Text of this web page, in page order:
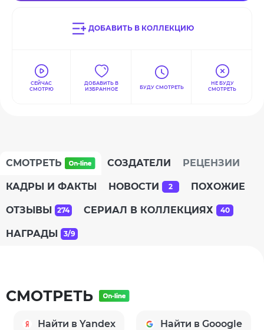
ДОБАВИТЬ В КОЛЛЕКЦИЮ
СЕЙЧАС
СМОТРЮ
ДОБАВИТЬ В
ИЗБРАННОЕ
БУДУ СМОТРЕТЬ
НЕ БУДУ
СМОТРЕТЬ
СМОТРЕТЬ СОЗДАТЕЛИ РЕЦЕНЗИИ
КАДРЫ И ФАКТЫ НОВОСТИ 2 ПОХОЖИЕ
ОТЗЫВЫ 274 СЕРИАЛ В КОЛЛЕКЦИЯХ 40
НАГРАДЫ 3/9
СМОТРЕТЬ
Найти в Yandex Найти в Gooogle